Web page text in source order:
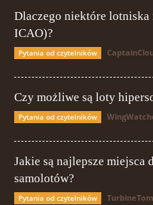
Dlaczego niektóre
ICAO)?
Pytania od czytelników
Czy możliwe są loty
Pytania od czytelników
Jakie są najlepsze miejsca
samolotów?
Pytania od czytelników TurbineTom